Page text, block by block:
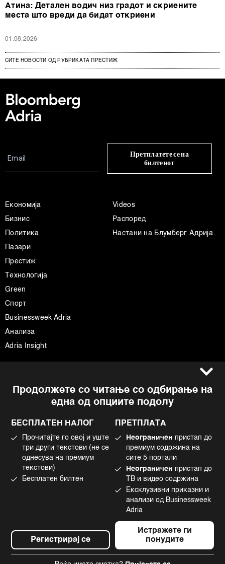
Атина: Детален водич низ градот и скриените
места што вреди да бидат откриени
01.08.2026
СИТЕ НОВОСТИ ОД РУБРИКАТА ПРЕСТИЖ
Продолжете со читање со одбирање на
една од опциите подолу
БЕСПЛАТЕН НАЛОГ
Прочитајте го овој и уште
три други текстови (не се
однесува на премиум
текстови)
Бесплатен билтен
Регистрирај се
ПРЕТПЛАТА
Неограничен пристап до
премиум содржина на
сите 5 портали
Неограничен пристап до
ТВ и видео содржина
Ексклузивни приказни и
анализи од Businessweek
Adria
Истражете ги
понудите
Претплатете се на
билтенот
Економија
Бизнис
Политика
Пазари
Престиж
Технологија
Green
Спорт
Businessweek Adria
Анализа
Adria Insight
Videos
Распоред
Настани на Блумберг Адрија
Импресум
Политика на приватност
Употреба на вештачка интелигенција
Facebook
Instagram
Tiktok
©2022 - 2026 Bloomberg L.P. All Rights Reserved. BLOOMBERG and the
BLOOMBERG logo are registered trademarks and service marks of
Bloomberg Finance L.P. or its subsidiaries, displayed with permission
Bloomberg Adria is a Mtel Swiss SA Property
News CMS by Cubes